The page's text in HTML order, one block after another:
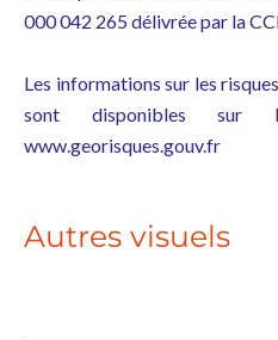
000 042 265 délivrée par la
Les informations sur les
sont disponibles sur
www.georisques.gouv.fr
Autres visuels